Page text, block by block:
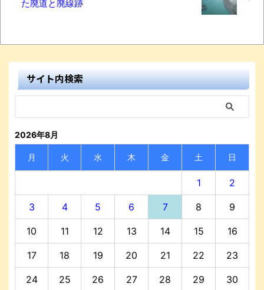
た廃道と廃線跡
サイト内検索
2026年8月
月 火 水 木 金 土 日
1 2
3 4 5 6 7 8 9
10 11 12 13 14 15 16
17 18 19 20 21 22 23
24 25 26 27 28 29 30